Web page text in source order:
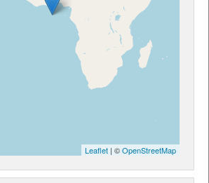
Leaflet | ©OpenStreetMap